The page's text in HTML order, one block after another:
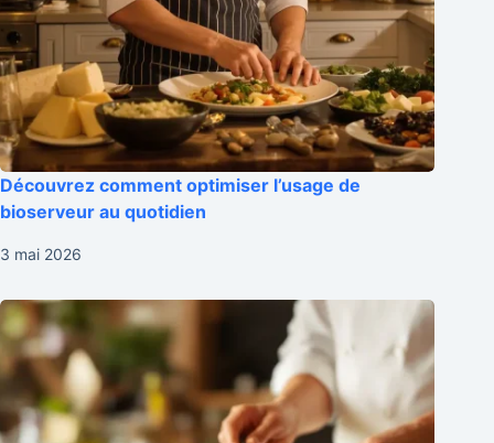
Découvrez comment optimiser l’usage de
bioserveur au quotidien
3 mai 2026